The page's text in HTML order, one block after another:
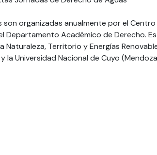
organizadas anualmente por el
Departamento Académico de Derecho.
Territorio y Energías
la Universidad Nacional de Cuyo